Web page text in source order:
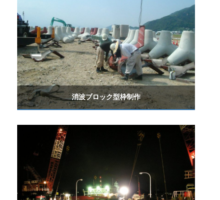
消波ブロック型枠制作